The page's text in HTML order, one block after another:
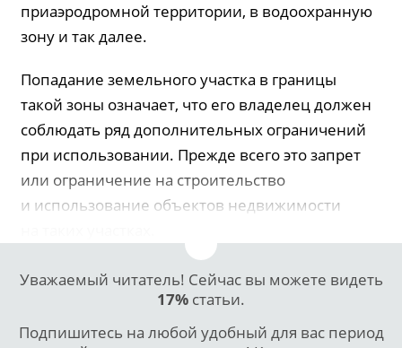
приаэродромной территории, в водоохранную
зону и так далее.
Попадание земельного участка в границы
такой зоны означает, что его владелец должен
соблюдать ряд дополнительных ограничений
при использовании. Прежде всего это запрет
или ограничение на строительство
и использование объектов недвижимости
Уважаемый читатель! Сейчас вы можете видеть
17% статьи.
Подпишитесь на любой удобный для вас период